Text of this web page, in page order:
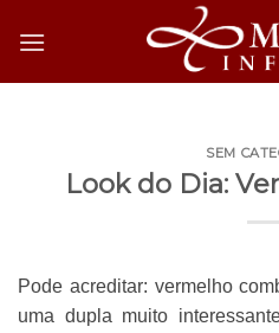
SEM
Look do Dia:
Pode acreditar: vermelho
uma dupla muito